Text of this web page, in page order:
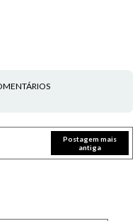
Postagem mais
antiga